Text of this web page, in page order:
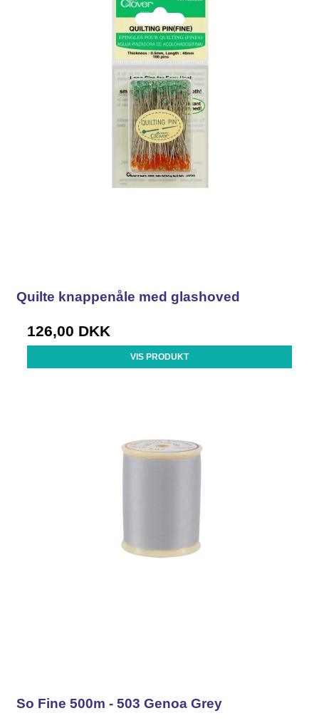
Quilte knappenåle med glashoved
126,00 DKK
VIS PRODUKT
So Fine 500m - 503 Genoa Grey